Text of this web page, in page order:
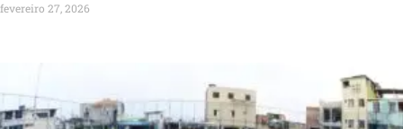
fevereiro 27, 2026